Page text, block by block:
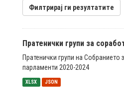
Филтрирај ги резултатите
Пратенички групи за
Пратенички групи на Собранието
парламенти 2020-2024
XLSX JSON